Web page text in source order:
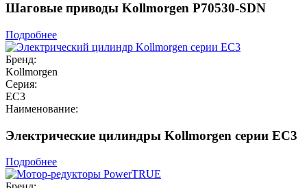
Шаговые приводы Kollmorgen P70530-SDN
Подробнее
Бренд:
Kollmorgen
Серия:
EC3
Наименование:
Электрические цилиндры Kollmorgen серии EC3
Подробнее